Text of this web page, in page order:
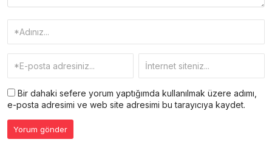
Bir dahaki sefere yorum yaptığımda kullanılmak üzere adımı,
e-posta adresimi ve web site adresimi bu tarayıcıya kaydet.